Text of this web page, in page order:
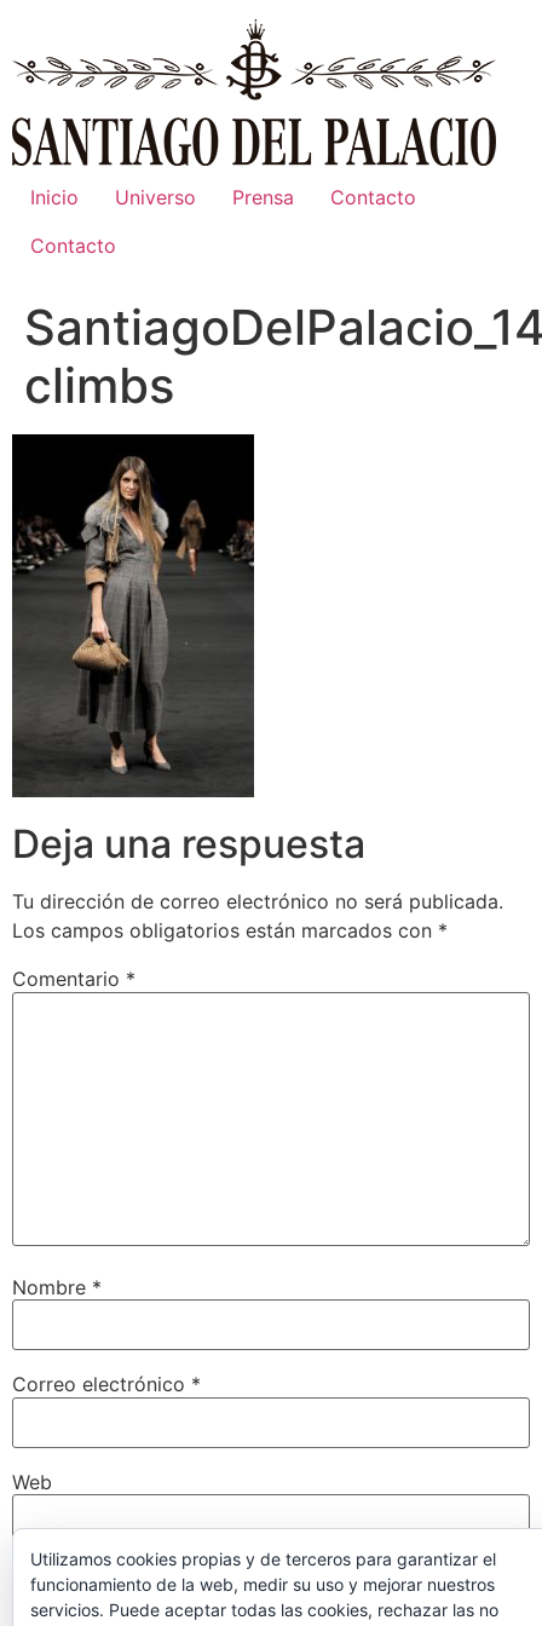
contenido
Inicio Universo Prensa
Contacto
Contacto
climbs
Deja una respuesta
Tu dirección de correo electrónico no será publicada.
Los campos obligatorios están marcados con *
Comentario *
Nombre *
Correo electrónico *
Web
Guarda mi nombre, correo electrónico y web en este
navegador para la próxima vez que comente.
Utilizamos cookies propias y de terceros para garantizar el
funcionamiento de la web, medir su uso y mejorar nuestros
servicios. Puede aceptar todas las cookies, rechazar las no